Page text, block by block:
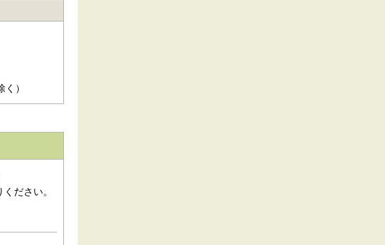
）
ださい。